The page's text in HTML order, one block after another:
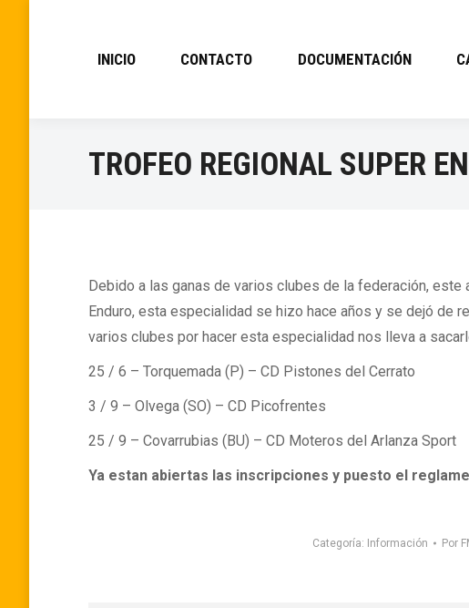
INICIO CONTACTO DOCUMENTACIÓN
TROFEO REGIONAL SUPER
Debido a las ganas de varios clubes de la federación, este
Enduro, esta especialidad se hizo hace años y se dejó de
varios clubes por hacer esta especialidad nos lleva a
25 / 6 – Torquemada (P) – CD Pistones del Cerrato
3 / 9 – Olvega (SO) – CD Picofrentes
25 / 9 – Covarrubias (BU) – CD Moteros del Arlanza Sport
Ya estan abiertas las inscripciones y puesto el
Categoría: Información Por